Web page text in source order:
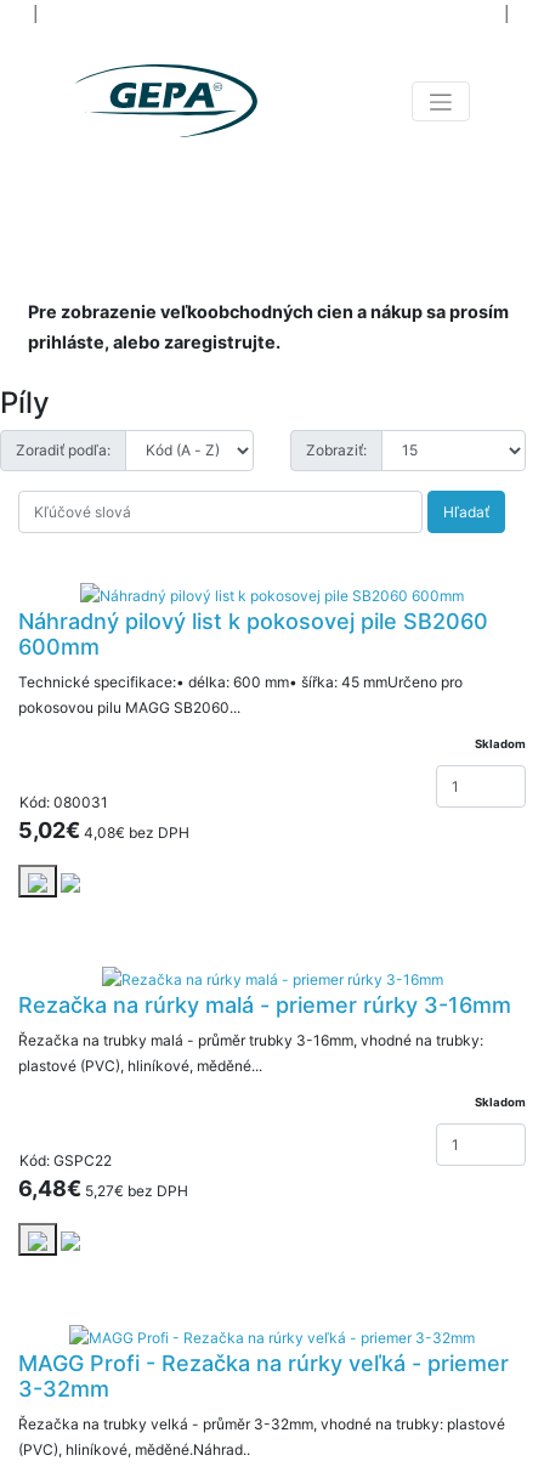
Pre zobrazenie veľkoobchodných cien a nákup sa prosím
prihláste, alebo zaregistrujte.
Píly
Zoradiť podľa: Zobraziť:
Hľadať
Náhradný pilový list k pokosovej pile SB2060
600mm
Technické specifikace:• délka: 600 mm• šířka: 45 mmUrčeno pro
pokosovou pilu MAGG SB2060...
Kód: 080031
Skladom
5,02€ 4,08€ bez DPH
Rezačka na rúrky malá - priemer rúrky 3-16mm
Řezačka na trubky malá - průměr trubky 3-16mm, vhodné na trubky:
plastové (PVC), hliníkové, měděné...
Kód: GSPC22
Skladom
6,48€ 5,27€ bez DPH
MAGG Profi - Rezačka na rúrky veľká - priemer
3-32mm
Řezačka na trubky velká - průměr 3-32mm, vhodné na trubky: plastové
(PVC), hliníkové, měděné.Náhrad..